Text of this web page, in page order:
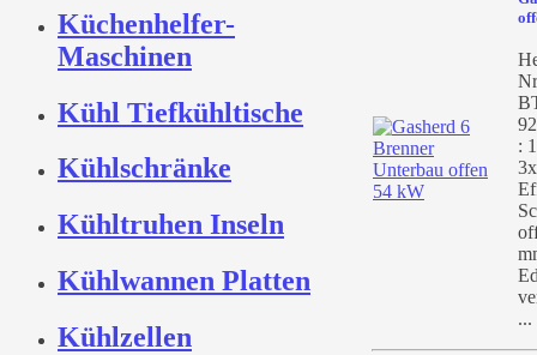
Küchenhelfer-
Maschinen
Kühl Tiefkühltische
Kühlschränke
Kühltruhen Inseln
Kühlwannen Platten
Kühlzellen
:
...